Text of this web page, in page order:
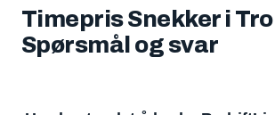
Timepris Snekker i
Spørsmål og svar